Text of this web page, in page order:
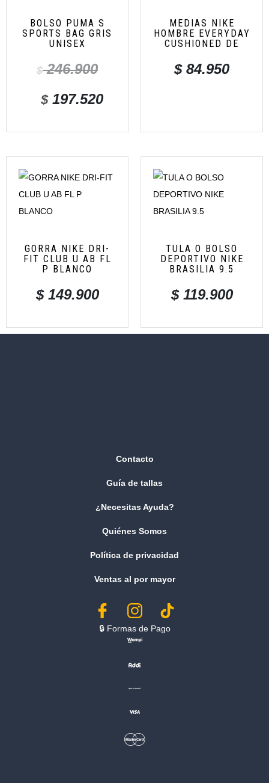
BOLSO PUMA S
SPORTS BAG GRIS
UNISEX
$246.900
$197.520
MEDIAS NIKE
HOMBRE EVERYDAY
CUSHIONED DE
$84.950
GORRA NIKE DRI-
FIT CLUB U AB FL
P BLANCO
$149.900
TULA O BOLSO
DEPORTIVO NIKE
BRASILIA 9.5
$119.900
Contacto
Guía de tallas
¿Necesitas Ayuda?
Quiénes Somos
Política de privacidad
Ventas al por mayor
🔒︎ Formas de Pago